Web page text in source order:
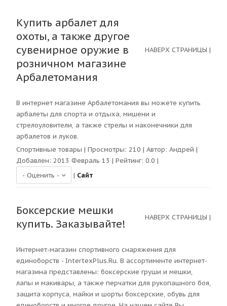
Купить арбалет для
охоты, а также другое
сувенирное оружие в
розничном магазине
Арбалетомания
НАВЕРХ СТРАНИЦЫ |
В интернет магазине Арбалетомания вы можете купить
арбалеты для спорта и отдыха, мишени и
стрелоуловители, а также стрелы и наконечники для
арбалетов и луков.
Спортивные товары | Просмотры: 210 | Автор: Андрей |
Добавлен: 2013 Февраль 13 | Рейтинг: 0.0 |
| Сайт
Боксерские мешки
купить. Заказывайте!
НАВЕРХ СТРАНИЦЫ |
Интернет-магазин спортивного снаряжения для
единоборств - IntertexPlus.Ru. В ассортименте интернет-
магазина представлены: боксерские груши и мешки,
лапы и макивары, а также перчатки для рукопашного боя,
защита корпуса, майки и шорты боксерские, обувь для